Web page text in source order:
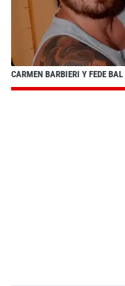
CARMEN BARBIERI Y FEDE BAL